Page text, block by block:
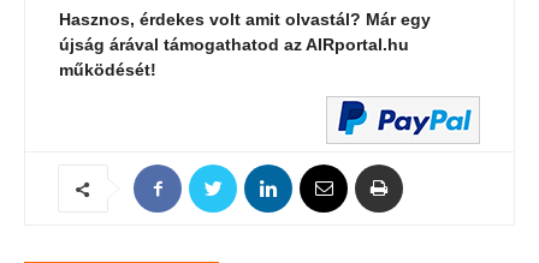
Hasznos, érdekes volt amit olvastál? Már egy
újság árával támogathatod az AIRportal.hu
működését!